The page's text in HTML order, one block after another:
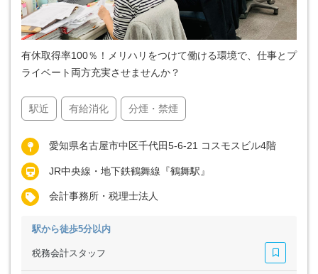
有休取得率100％！メリハリをつけて働ける環境で、仕事とプ
ライベート両方充実させませんか？
駅近 有給消化 分煙・禁煙
愛知県名古屋市中区千代田5-6-21 コスモスビル4階
JR中央線・地下鉄鶴舞線『鶴舞駅』
会計事務所・税理士法人
駅から徒歩5分以内
税務会計スタッフ